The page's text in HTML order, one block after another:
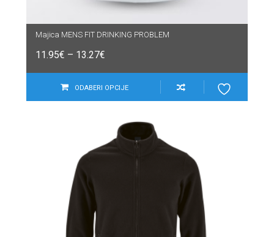
Majica MENS FIT DRINKING PROBLEM
11.95€ – 13.27€
ODABERI OPCIJE